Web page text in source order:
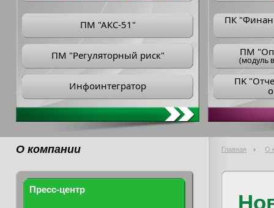
ПМ "АКС-51"
ПМ "Регуляторный риск"
Инфоинтегратор
ПК
ПM
(модуль
ПK
О компании Главная О
Пресс-центр